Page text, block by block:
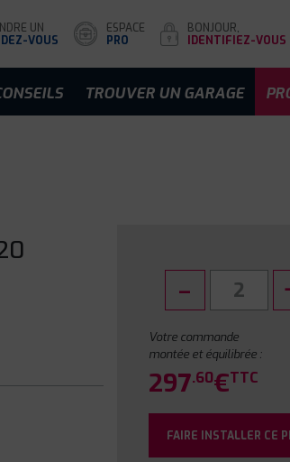
UN
VOUS
ESPACE
PRO
BONJOUR,
IDENTIFIEZ-VOUS
TROUVER UN GARAGE
Votre commande
montée et équilibrée :
297.60€TTC
FAIRE INSTALLER CE